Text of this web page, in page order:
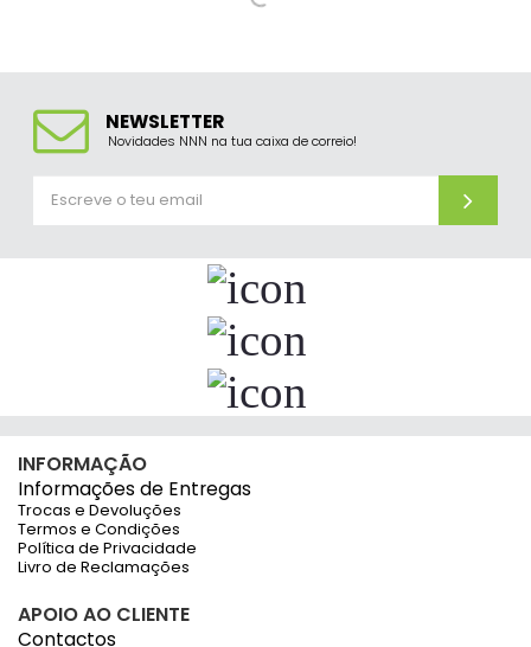
NEWSLETTER
Novidades NNN na tua caixa de correio!
INFORMAÇÃO
Informações de Entregas
Trocas e Devoluções
Termos e Condições
Política de Privacidade
Livro de Reclamações
APOIO AO CLIENTE
Contactos